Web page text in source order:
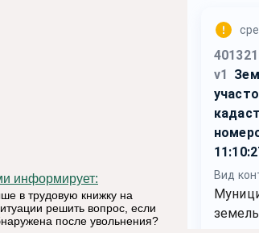
информирует:
в трудовую книжку на
решить вопрос, если
после увольнения?